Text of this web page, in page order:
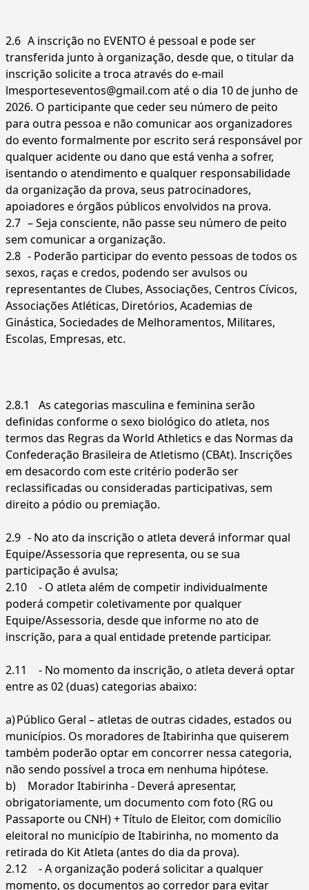
2.6 A inscrição no EVENTO é pessoal e pode ser
transferida junto à organização, desde que, o titular da
inscrição solicite a troca através do e-mail
lmesporteseventos@gmail.com até o dia 10 de junho de
2026. O participante que ceder seu número de peito
para outra pessoa e não comunicar aos organizadores
do evento formalmente por escrito será responsável por
qualquer acidente ou dano que está venha a sofrer,
isentando o atendimento e qualquer responsabilidade
da organização da prova, seus patrocinadores,
apoiadores e órgãos públicos envolvidos na prova.
2.7 – Seja consciente, não passe seu número de peito
sem comunicar a organização.
2.8 - Poderão participar do evento pessoas de todos os
sexos, raças e credos, podendo ser avulsos ou
representantes de Clubes, Associações, Centros Cívicos,
Associações Atléticas, Diretórios, Academias de
Ginástica, Sociedades de Melhoramentos, Militares,
Escolas, Empresas, etc.
2.8.1
As categorias masculina e feminina serão
definidas conforme o sexo biológico do atleta, nos
termos das Regras da World Athletics e das Normas da
Confederação Brasileira de Atletismo (CBAt). Inscrições
em desacordo com este critério poderão ser
reclassificadas ou consideradas participativas, sem
direito a pódio ou premiação.
2.9 - No ato da inscrição o atleta deverá informar qual
Equipe/Assessoria que representa, ou se sua
participação é avulsa;
2.10
- O atleta além de competir individualmente
poderá competir coletivamente por qualquer
Equipe/Assessoria, desde que informe no ato de
inscrição, para a qual entidade pretende participar.
2.11
- No momento da inscrição, o atleta deverá optar
entre as 02 (duas) categorias abaixo:
a)Público Geral – atletas de outras cidades, estados ou
municípios. Os moradores de Itabirinha que quiserem
também poderão optar em concorrer nessa categoria,
não sendo possível a troca em nenhuma hipótese.
b)
Morador Itabirinha - Deverá apresentar,
obrigatoriamente, um documento com foto (RG ou
Passaporte ou CNH) + Título de Eleitor, com domicílio
eleitoral no município de Itabirinha, no momento da
retirada do Kit Atleta (antes do dia da prova).
2.12
- A organização poderá solicitar a qualquer
momento, os documentos ao corredor para evitar